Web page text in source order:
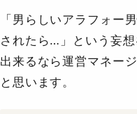
「男らしいアラフォー
されたら…」という妄想
出来るなら運営マネー
と思います。